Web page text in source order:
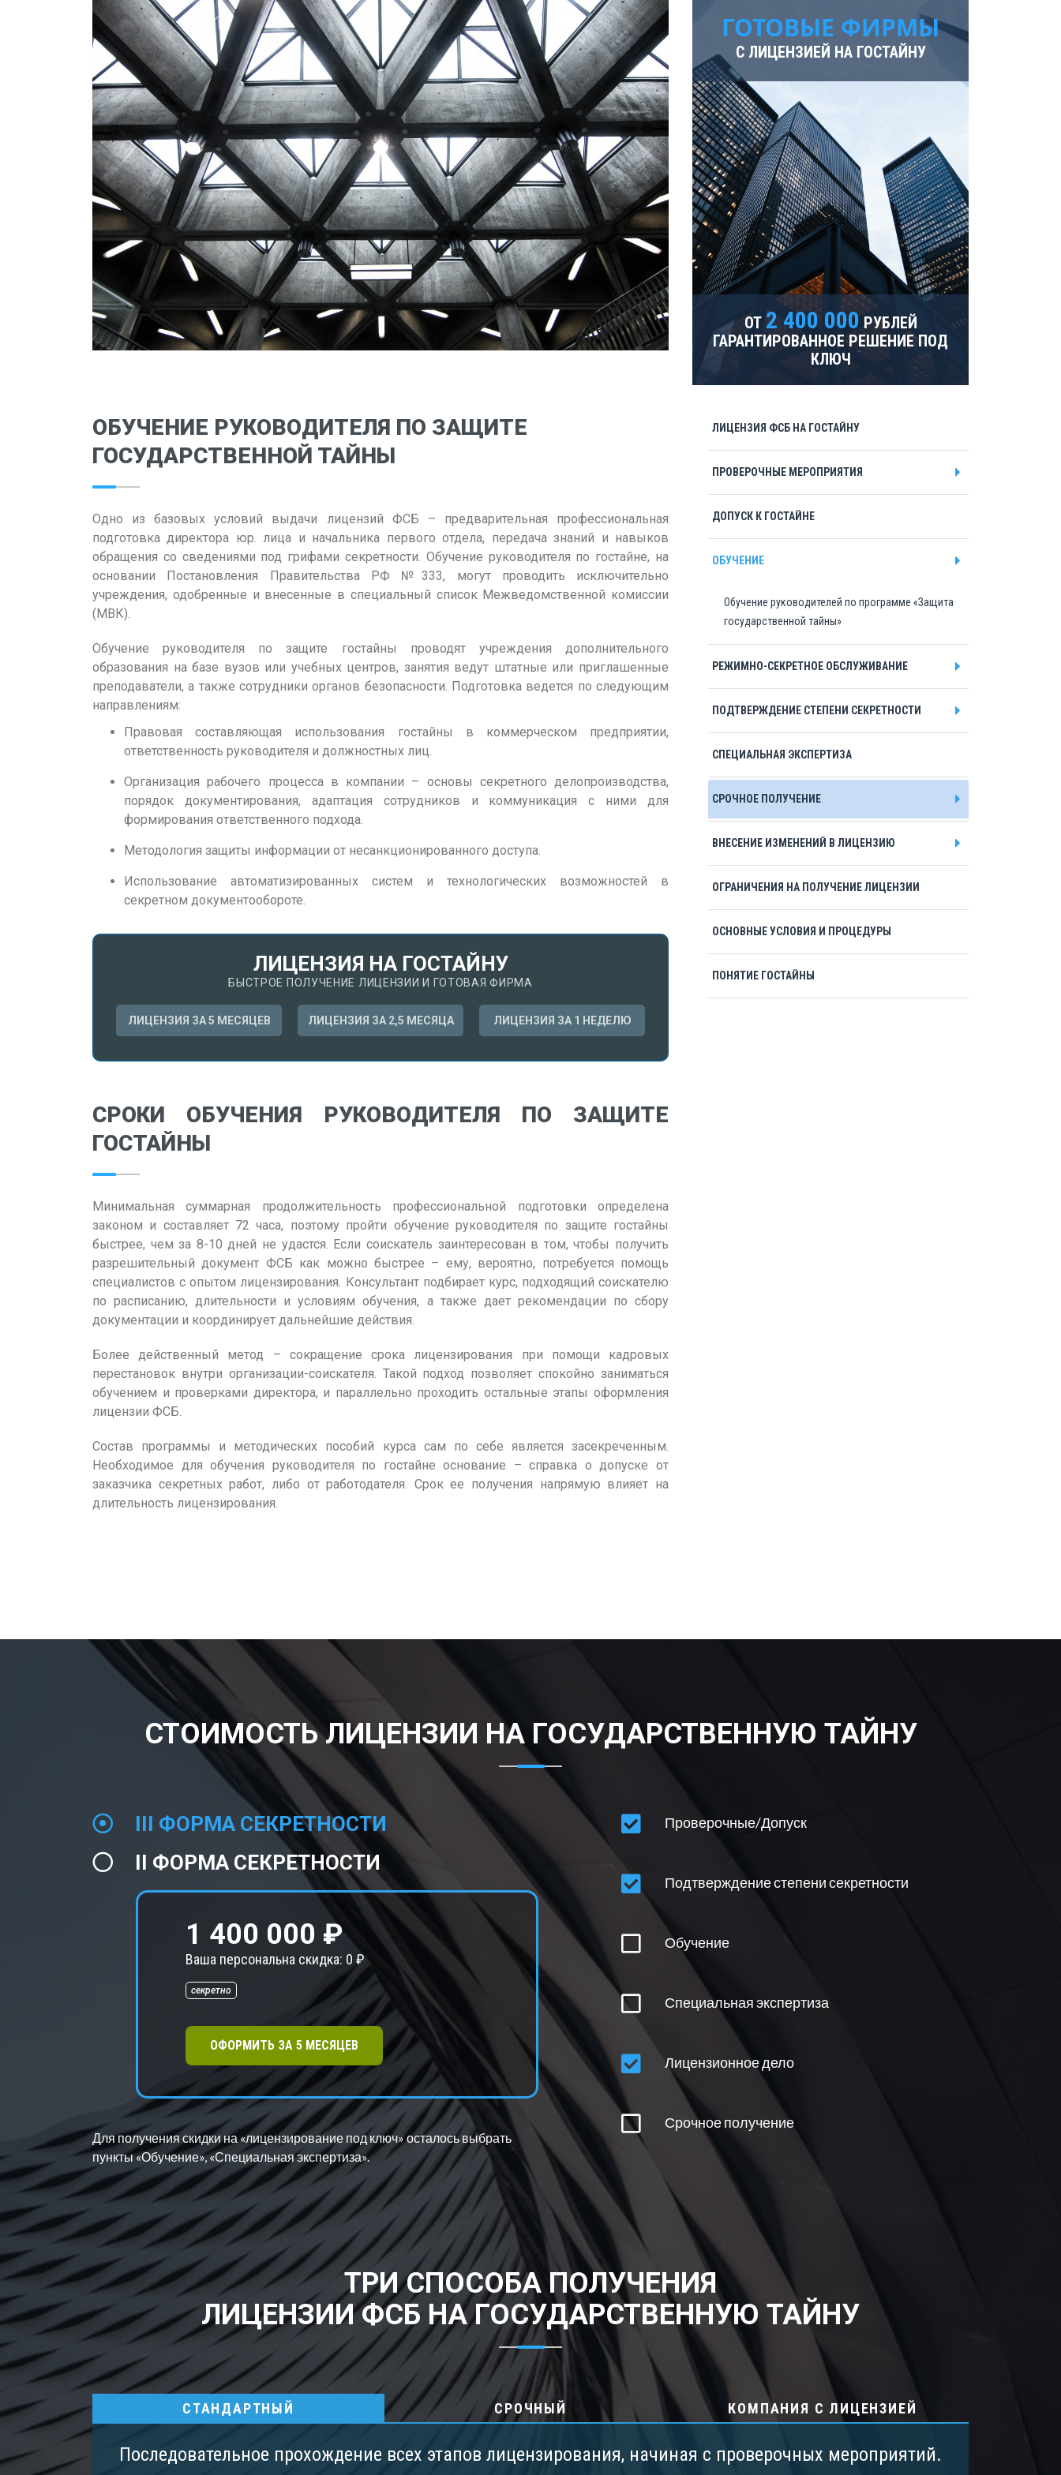
ОБУЧЕНИЕ РУКОВОДИТЕЛЯ ПО ЗАЩИТЕ
ГОСУДАРСТВЕННОЙ ТАЙНЫ
Одно из базовых условий выдачи лицензий ФСБ – предварительная профессиональная
подготовка директора юр. лица и начальника первого отдела, передача знаний и навыков
обращения со сведениями под грифами секретности. Обучение руководителя по гостайне, на
основании Постановления Правительства РФ №333, могут проводить исключительно
учреждения, одобренные и внесенные в специальный список Межведомственной комиссии
(МВК).
Обучение руководителя по защите гостайны проводят учреждения дополнительного
образования на базе вузов или учебных центров, занятия ведут штатные или приглашенные
преподаватели, а также сотрудники органов безопасности. Подготовка ведется по следующим
направлениям:
Правовая составляющая использования гостайны в коммерческом предприятии,
ответственность руководителя и должностных лиц.
Организация рабочего процесса в компании – основы секретного делопроизводства,
порядок документирования, адаптация сотрудников и коммуникация с ними для
формирования ответственного подхода.
Методология защиты информации от несанкционированного доступа.
Использование автоматизированных систем и технологических возможностей в
секретном документообороте.
ЛИЦЕНЗИЯ НА ГОСТАЙНУ
БЫСТРОЕ ПОЛУЧЕНИЕ ЛИЦЕНЗИИ И ГОТОВАЯ ФИРМА
ЛИЦЕНЗИЯ ЗА 5 МЕСЯЦЕВ ЛИЦЕНЗИЯ ЗА 2,5 МЕСЯЦА ЛИЦЕНЗИЯ ЗА 1 НЕДЕЛЮ
СРОКИ ОБУЧЕНИЯ РУКОВОДИТЕЛЯ ПО ЗАЩИТЕ
ГОСТАЙНЫ
Минимальная суммарная продолжительность профессиональной подготовки определена
законом и составляет 72 часа, поэтому пройти обучение руководителя по защите гостайны
быстрее, чем за 8-10 дней не удастся. Если соискатель заинтересован в том, чтобы получить
разрешительный документ ФСБ как можно быстрее – ему, вероятно, потребуется помощь
специалистов с опытом лицензирования. Консультант подбирает курс, подходящий соискателю
по расписанию, длительности и условиям обучения, а также дает рекомендации по сбору
документации и координирует дальнейшие действия.
Более действенный метод – сокращение срока лицензирования при помощи кадровых
перестановок внутри организации-соискателя. Такой подход позволяет спокойно заниматься
обучением и проверками директора, и параллельно проходить остальные этапы оформления
лицензии ФСБ.
Состав программы и методических пособий курса сам по себе является засекреченным.
Необходимое для обучения руководителя по гостайне основание – справка о допуске от
заказчика секретных работ, либо от работодателя. Срок ее получения напрямую влияет на
длительность лицензирования.
ГОТОВЫЕ ФИРМЫ
С ЛИЦЕНЗИЕЙ НА ГОСТАЙНУ
ОТ2 400 000 РУБЛЕЙ
ГАРАНТИРОВАННОЕ РЕШЕНИЕ ПОД
КЛЮЧ
ЛИЦЕНЗИЯ ФСБ НА ГОСТАЙНУ
ПРОВЕРОЧНЫЕ МЕРОПРИЯТИЯ
ДОПУСК К ГОСТАЙНЕ
ОБУЧЕНИЕ
Обучение руководителей по программе «Защита
государственной тайны»
РЕЖИМНО-СЕКРЕТНОЕ ОБСЛУЖИВАНИЕ
ПОДТВЕРЖДЕНИЕ СТЕПЕНИ СЕКРЕТНОСТИ
СПЕЦИАЛЬНАЯ ЭКСПЕРТИЗА
СРОЧНОЕ ПОЛУЧЕНИЕ
ВНЕСЕНИЕ ИЗМЕНЕНИЙ В ЛИЦЕНЗИЮ
ОГРАНИЧЕНИЯ НА ПОЛУЧЕНИЕ ЛИЦЕНЗИИ
ОСНОВНЫЕ УСЛОВИЯ И ПРОЦЕДУРЫ
ПОНЯТИЕ ГОСТАЙНЫ
СТОИМОСТЬ ЛИЦЕНЗИИ НА ГОСУДАРСТВЕННУЮ ТАЙНУ
Проверочные/Допуск
Подтверждение степени секретности
Обучение
Специальная экспертиза
Лицензионное дело
Срочное получение
III ФОРМА СЕКРЕТНОСТИ
II ФОРМА СЕКРЕТНОСТИ
1 400 000 ₽
Ваша персональна скидка: 0 ₽
секретно
ОФОРМИТЬ ЗА 5 МЕСЯЦЕВ
Для получения скидки на «лицензирование под ключ» осталось выбрать
пункты «Обучение», «Специальная экспертиза».
ТРИ СПОСОБА ПОЛУЧЕНИЯ
ЛИЦЕНЗИИ ФСБ НА ГОСУДАРСТВЕННУЮ ТАЙНУ
СТАНДАРТНЫЙ СРОЧНЫЙ КОМПАНИЯ С ЛИЦЕНЗИЕЙ
Последовательное прохождение всех этапов лицензирования, начиная с проверочных мероприятий.
Владимир
Волгоград
Воронеж
Е
Екатеринбург
Курган
Курск
Л
Липецк
Орел
Оренбург
Пенза
Пермь
Т
Тамбов
Тверь
Тольятти
Томск
Тула
Тюмень